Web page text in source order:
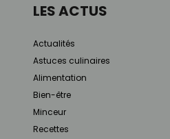
LES ACTUS
Actualités
Astuces culinaires
Alimentation
Bien-être
Minceur
Recettes